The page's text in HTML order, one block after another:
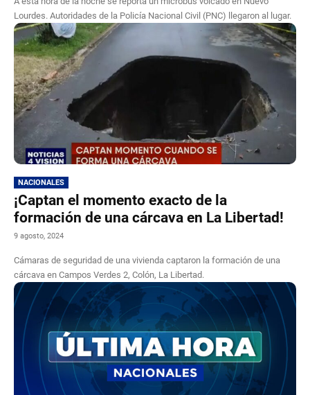
Lourdes. Autoridades de la Policía Nacional Civil (PNC) llegaron al lugar.
NACIONALES
¡Captan el momento exacto de la
formación de una cárcava en La Libertad!
9 agosto, 2024
Cámaras de seguridad de una vivienda captaron la formación de una
cárcava en Campos Verdes 2, Colón, La Libertad.